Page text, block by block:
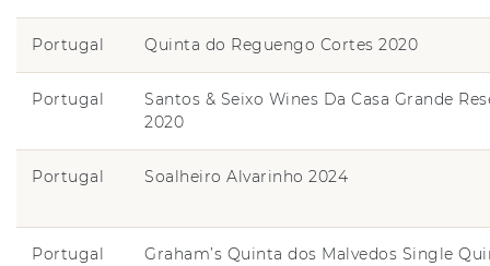
Portugal Quinta do Reguengo Cortes 2020
Portugal
Santos & Seixo Wines Da Casa Grande
2020
Portugal Soalheiro Alvarinho 2024
Portugal
Graham’s Quinta dos Malvedos Single